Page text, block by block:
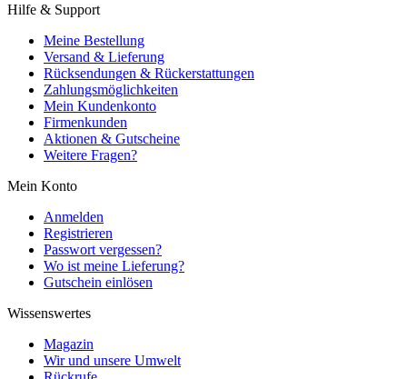
Hilfe & Support
Meine Bestellung
Versand & Lieferung
Rücksendungen & Rückerstattungen
Zahlungsmöglichkeiten
Mein Kundenkonto
Firmenkunden
Aktionen & Gutscheine
Weitere Fragen?
Mein Konto
Anmelden
Registrieren
Passwort vergessen?
Wo ist meine Lieferung?
Gutschein einlösen
Wissenswertes
Magazin
Wir und unsere Umwelt